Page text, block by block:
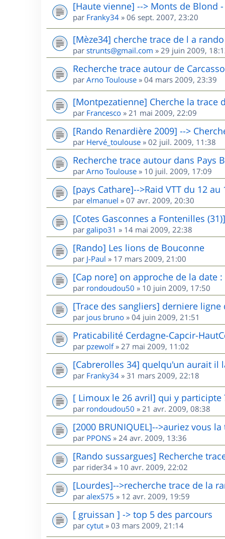
[Haute vienne] --> Monts de Blond
par Franky34 » 06 sept. 2007, 23:20
[Mèze34] cherche trace de l a rando
par strunts@gmail.com » 29 juin 2009,
Recherche trace autour de
par Arno Toulouse » 04 mars 2009, 23:39
[Montpezatienne] Cherche la trace
par Francesco » 21 mai 2009, 22:09
[Rando Renardière 2009] -->
par Hervé_toulouse » 02 juil. 2009, 11:38
Recherche trace autour dans Pays
par Arno Toulouse » 10 juil. 2009, 17:09
[pays Cathare]-->Raid VTT du 12 au
par elmanuel » 07 avr. 2009, 20:30
[Cotes Gasconnes a Fontenilles
par galipo31 » 14 mai 2009, 22:38
[Rando] Les lions de Bouconne
par J-Paul » 17 mars 2009, 21:00
[Cap nore] on approche de la date
par rondoudou50 » 10 juin 2009, 17:50
[Trace des sangliers] derniere ligne
par jous bruno » 04 juin 2009, 21:51
Praticabilité Cerdagne-Capcir-
par pzewolf» 27 mai 2009, 11:02
[Cabrerolles 34] quelqu'un aurait il
par Franky34 » 31 mars 2009, 22:18
[ Limoux le 26 avril] qui y participte
par rondoudou50 » 21 avr. 2009, 08:38
[2000 BRUNIQUEL]-->auriez vous
par PPONS » 24 avr. 2009, 13:36
[Rando sussargues] Recherche
par rider34 » 10 avr. 2009, 22:02
[Lourdes]-->recherche trace de la
par alex575 » 12 avr. 2009, 19:59
[ gruissan ] -> top 5 des parcours
par cytut » 03 mars 2009, 21:14